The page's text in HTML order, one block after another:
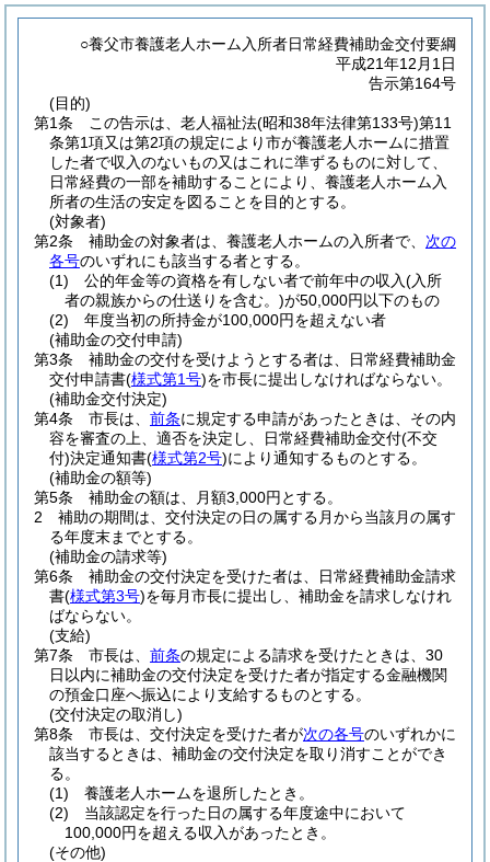
○養父市養護老人ホーム入所者日常経費補助金交付要綱
平成21年12月1日
告示第164号
(目的)
第1条
この告示は、老人福祉法(昭和38年法律第133号)第11
条第1項又は第2項の規定により市が養護老人ホームに措置
した者で収入のないもの又はこれに準ずるものに対して、
日常経費の一部を補助することにより、養護老人ホーム入
所者の生活の安定を図ることを目的とする。
(対象者)
第2条
補助金の対象者は、養護老人ホームの入所者で、 次の
各号のいずれにも該当する者とする。
(1)
公的年金等の資格を有しない者で前年中の収入(入所
者の親族からの仕送りを含む。)が50,000円以下のもの
(2)
年度当初の所持金が100,000円を超えない者
(補助金の交付申請)
第3条
補助金の交付を受けようとする者は、日常経費補助金
交付申請書(様式第1号)を市長に提出しなければならない。
(補助金交付決定)
第4条
市長は、 前条に規定する申請があったときは、その内
容を審査の上、適否を決定し、日常経費補助金交付(不交
付)決定通知書(様式第2号)により通知するものとする。
(補助金の額等)
第5条
補助金の額は、月額3,000円とする。
2
補助の期間は、交付決定の日の属する月から当該月の属す
る年度末までとする。
(補助金の請求等)
第6条
補助金の交付決定を受けた者は、日常経費補助金請求
書(様式第3号)を毎月市長に提出し、補助金を請求しなけれ
ばならない。
(支給)
第7条
市長は、 前条の規定による請求を受けたときは、30
日以内に補助金の交付決定を受けた者が指定する金融機関
の預金口座へ振込により支給するものとする。
(交付決定の取消し)
第8条
市長は、交付決定を受けた者が次の各号のいずれかに
該当するときは、補助金の交付決定を取り消すことができ
る。
(1)
養護老人ホームを退所したとき。
(2)
当該認定を行った日の属する年度途中において
100,000円を超える収入があったとき。
(その他)